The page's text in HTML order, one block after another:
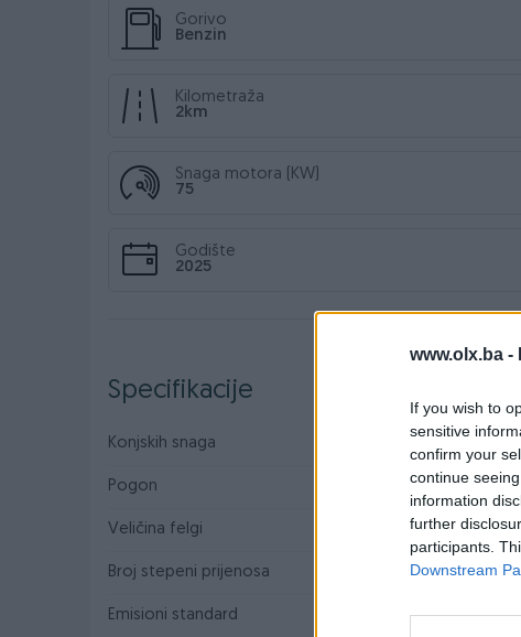
www.olx.ba -
If you wish to
sensitive
confirm your
continue
information
further
participants.
Downstream
Gorivo
Benzin
Kilometraža
2km
Snaga motora (KW)
75
Godište
2025
Specifikacije
Konjskih snaga
Pogon
Veličina felgi
Broj stepeni prijenosa
Emisioni standard